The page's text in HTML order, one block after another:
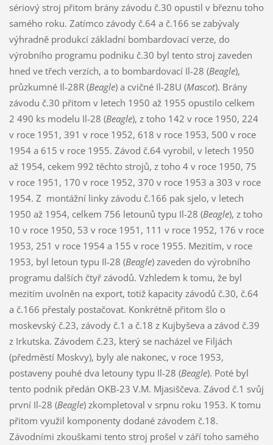
sériový stroj přitom brány závodu č.30 opustil v březnu toho
samého roku. Zatímco závody č.64 a č.166 se zabývaly
výhradně produkcí základní bombardovací verze, do
výrobního programu podniku č.30 byl tento stroj zaveden
hned ve třech verzích, a to bombardovací Il-28 (Beagle),
průzkumné Il-28R (Beagle) a cvičné Il-28U (Mascot). Brány
závodu č.30 přitom v letech 1950 až 1955 opustilo celkem
2 490 ks modelu Il-28 (Beagle), z toho 142 v roce 1950, 224
v roce 1951, 391 v roce 1952, 618 v roce 1953, 500 v roce
1954 a 615 v roce 1955. Závod č.64 vyrobil, v letech 1950
až 1954, cekem 992 těchto strojů, z toho 4 v roce 1950, 75
v roce 1951, 170 v roce 1952, 370 v roce 1953 a 303 v roce
1954. Z montážní linky závodu č.166 pak sjelo, v letech
1950 až 1954, celkem 756 letounů typu Il-28 (Beagle), z toho
10 v roce 1950, 53 v roce 1951, 111 v roce 1952, 176 v roce
1953, 251 v roce 1954 a 155 v roce 1955. Mezitím, v roce
1953, byl letoun typu Il-28 (Beagle) zaveden do výrobního
programu dalších čtyř závodů. Vzhledem k tomu, že byl
mezitím uvolněn na export, totiž kapacity závodů č.30, č.64
a č.166 přestaly postačovat. Konkrétně přitom šlo o
moskevský č.23, závody č.1 a č.18 z Kujbyševa a závod č.39
z Irkutska. Závodem č.23, který se nacházel ve Filjách
(předměstí Moskvy), byly ale nakonec, v roce 1953,
postaveny pouhé dva letouny typu Il-28 (Beagle). Poté byl
tento podnik předán OKB-23 V.M. Mjasiščeva. Závod č.1 svůj
první Il-28 (Beagle) zkompletoval v srpnu roku 1953. K tomu
přitom využil komponenty dodané závodem č.18.
Závodními zkouškami tento stroj prošel v září toho samého